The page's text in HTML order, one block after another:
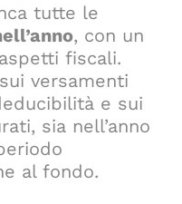
tutte le
, con un
fiscali.
versamenti
e sui
sia nell’anno
al fondo.